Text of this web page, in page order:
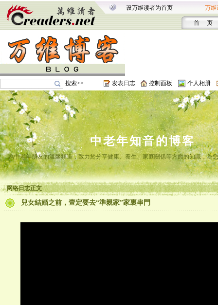
设万维读者为首页 万维
首 页
搜索>> 发表日志 控制面板 个人相册
中老年知音的博客
為中老年朋友的溫馨頻道，致力於分享健康、養生、家庭關係等方面的知識，為
网络日志正文
兒女結婚之前，壹定要去“準親家”家裏串門